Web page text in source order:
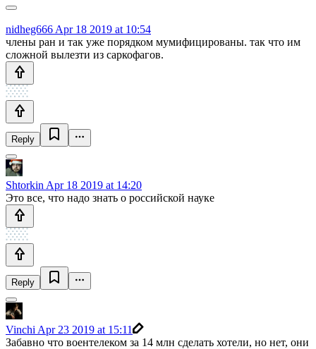
nidheg666 Apr 18 2019 at 10:54
члены ран и так уже порядком мумифицированы. так что им
сложной вылезти из саркофагов.
Reply
Shtorkin Apr 18 2019 at 14:20
Это все, что надо знать о российской науке
Reply
Vinchi Apr 23 2019 at 15:11
Забавно что воентелеком за 14 млн сделать хотели, но нет, они